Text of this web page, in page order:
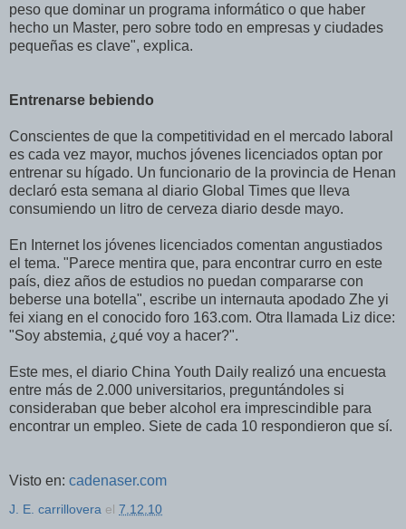
peso que dominar un programa informático o que haber
hecho un Master, pero sobre todo en empresas y ciudades
pequeñas es clave", explica.
Entrenarse bebiendo
Conscientes de que la competitividad en el mercado laboral
es cada vez mayor, muchos jóvenes licenciados optan por
entrenar su hígado. Un funcionario de la provincia de Henan
declaró esta semana al diario Global Times que lleva
consumiendo un litro de cerveza diario desde mayo.
En Internet los jóvenes licenciados comentan angustiados
el tema. "Parece mentira que, para encontrar curro en este
país, diez años de estudios no puedan compararse con
beberse una botella", escribe un internauta apodado Zhe yi
fei xiang en el conocido foro 163.com. Otra llamada Liz dice:
"Soy abstemia, ¿qué voy a hacer?".
Este mes, el diario China Youth Daily realizó una encuesta
entre más de 2.000 universitarios, preguntándoles si
consideraban que beber alcohol era imprescindible para
encontrar un empleo. Siete de cada 10 respondieron que sí.
Visto en: cadenaser.com
J. E. carrillovera el 7.12.10